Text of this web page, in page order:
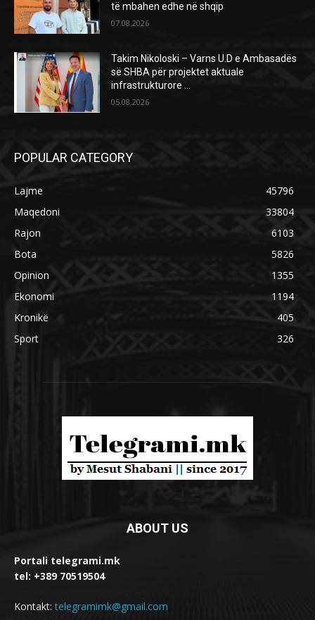
të mbahen edhe në shqip
07.08.2026
Takim Nikoloski – Varns U.D e Ambasadës
së SHBA për projektet aktuale
infrastrukturore …
05.08.2026
POPULAR CATEGORY
Lajme
45796
Maqedoni
33804
Rajon
6103
Bota
5826
Opinion
1355
Ekonomi
1194
Kronikë
405
Sport
326
ABOUT US
Portali telegrami.mk
tel: +389 70519504
Kontakt:telegramimk@gmail.com